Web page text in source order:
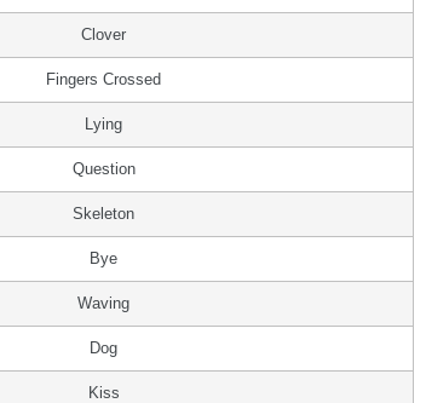
Clover
Fingers Crossed
Lying
Question
Skeleton
Bye
Waving
Dog
Kiss